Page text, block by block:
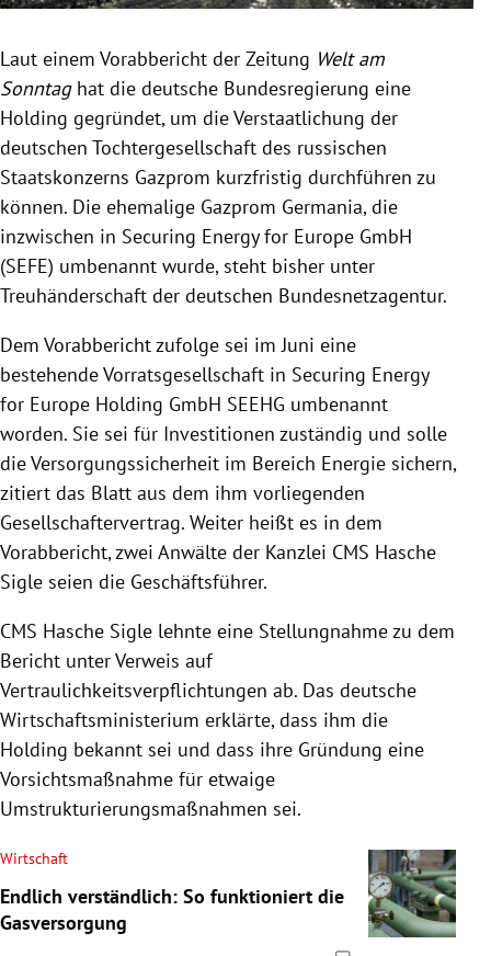
Untermenü
Laut einem Vorabbericht der Zeitung Welt am
Sonntaghat die deutsche Bundesregierung eine
Holding gegründet, um die Verstaatlichung der
deutschen Tochtergesellschaft des russischen
Staatskonzerns Gazprom kurzfristig durchführen zu
können. Die ehemalige Gazprom Germania, die
inzwischen in Securing Energy for Europe GmbH
(SEFE) umbenannt wurde, steht bisher unter
Treuhänderschaft der deutschen Bundesnetzagentur.
Dem Vorabbericht zufolge sei im Juni eine
bestehende Vorratsgesellschaft in Securing Energy
for Europe Holding GmbH SEEHG umbenannt
worden. Sie sei für Investitionen zuständig und solle
die Versorgungssicherheit im Bereich Energie sichern,
zitiert das Blatt aus dem ihm vorliegenden
Gesellschaftervertrag. Weiter heißt es in dem
Vorabbericht, zwei Anwälte der Kanzlei CMS Hasche
Sigle seien die Geschäftsführer.
CMS Hasche Sigle lehnte eine Stellungnahme zu dem
Bericht unter Verweis auf
Vertraulichkeitsverpflichtungen ab. Das deutsche
Wirtschaftsministerium erklärte, dass ihm die
Holding bekannt sei und dass ihre Gründung eine
Vorsichtsmaßnahme für etwaige
Umstrukturierungsmaßnahmen sei.
Wirtschaft
Endlich verständlich: So funktioniert die
Gasversorgung